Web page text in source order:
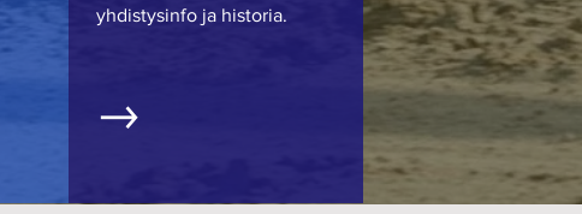
yhdistysinfo ja historia.